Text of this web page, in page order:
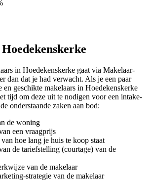
in Hoedekenskerke gaat via Makelaar-
dan dat je had verwacht. Als je een paar
geschikte makelaars in Hoedekenskerke
tijd om deze uit te nodigen voor een intake-
onderstaande zaken aan bod:
de woning
een vraagprijs
hoe lang je huis te koop staat
de tariefstelling (courtage) van de
van de makelaar
strategie van de makelaar